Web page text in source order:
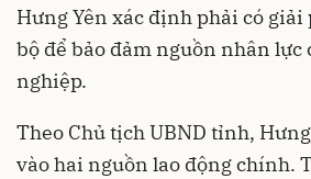
Hưng Yên xác định phải có giải
bộ để bảo đảm nguồn nhân lực
nghiệp.
Theo Chủ tịch UBND tỉnh,
vào hai nguồn lao động chính.